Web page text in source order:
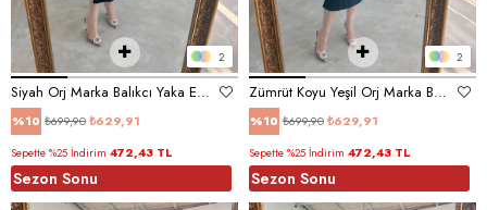
2
Siyah Orj Marka Balıkcı Yaka Elbise
%10 ₺629,91
₺699,90
Sepette %25 İndirim 472,43 TL
Sezon Sonu
2
Zümrüt Koyu Yeşil Orj Marka Balıkcı Yaka Elbise
%10 ₺629,91
₺699,90
Sepette %25 İndirim 472,43 TL
Sezon Sonu